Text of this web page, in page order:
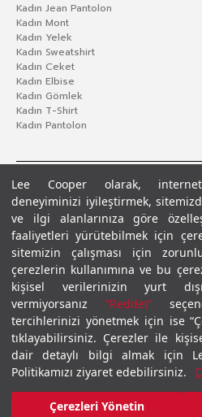
Lee Cooper olarak,
deneyiminizi iyileştirmek,
ve ilgi alanlarınıza göre
faaliyetleri yürütebilmek için
sitemizin çalışması için
çerezlerin kullanımına ve bu
kişisel verilerinizin yurt
vermiyorsanız “Reddet”
tercihlerinizi yönetmek için ise
tıklayabilirsiniz. Çerezler ile
dair detaylı bilgi almak için
Politikamızı ziyaret edebilirsiniz.
Çerezleri Yönetin
Kadın Jean Pantolon
Kadın Mont
Kadın Yelek
Kadın Sweatshirt
Kadın Ceket
Kadın Elbise
Kadın Gömlek
Kadın T-Shirt
Kadın Pantolon
Gizlilik PolitikasıÇerez Politikası KVKK
© 2026 Leecooper - Tüm